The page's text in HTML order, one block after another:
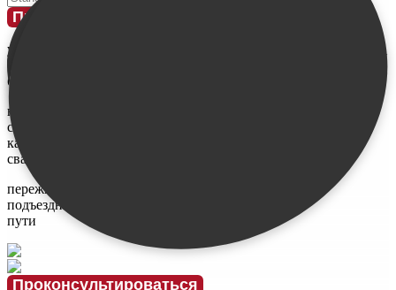
Проконсультироваться
у меня
бюджет
не знаю,
сколько и
каких нужно
свай
переживаю за
подъездные
пути
Проконсультироваться